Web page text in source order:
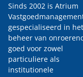
Sinds 2002 is Atrium
gespecialiseerd in het
beheer van
goed voor zowel
particuliere als
institutionele